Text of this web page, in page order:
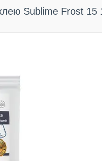
Sublime Frost 15